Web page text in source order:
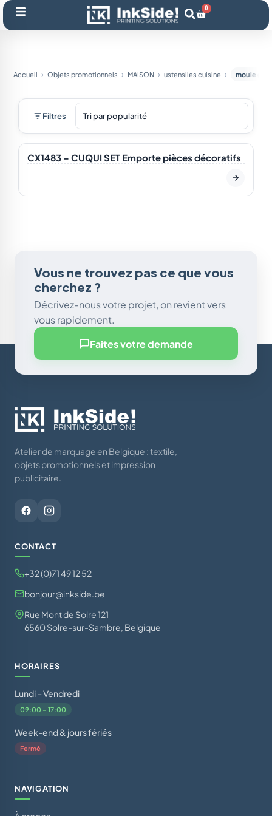
Aller
au
contenu
0
Panier
Accueil Objets promotionnels MAISON ustensiles cuisine moule
Filtres
En stock
CX1483 – CUQUI SET Emporte pièces décoratifs
Vous ne trouvez pas ce que vous
cherchez ?
Décrivez-nous votre projet, on revient vers
vous rapidement.
Faites votre demande
Atelier de marquage en Belgique : textile,
objets promotionnels et impression
publicitaire.
CONTACT
+32 (0)71 49 12 52
bonjour@inkside.be
Rue Mont de Solre 121
6560 Solre-sur-Sambre, Belgique
HORAIRES
Lundi – Vendredi
09:00 – 17:00
Week-end & jours fériés
Fermé
NAVIGATION